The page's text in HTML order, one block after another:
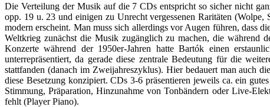
Die Verteilung der Musik auf die 7 CDs entspricht so sicher nicht
opp. 19 u. 23 und einigen zu Unrecht vergessenen Raritäten
modern erscheint. Man muss sich allerdings vor Augen führen, dass
Weltkrieg zunächst die Musik zugänglich zu machen, die während
Konzerte während der 1950er-Jahren hatte Bartók einen
unterrepräsentiert, da gerade diese zentrale Bedeutung für die
stattfanden (danach im Zweijahreszyklus). Hier bedauert man auch
diese Besetzung konzipiert. CDs 3-6 präsentieren jeweils ca. ein
Stimmung, Präparation, Hinzunahme von Tonbändern oder Live-
fehlt (Player Piano).